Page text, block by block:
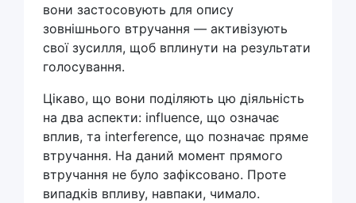
вони застосовують для опису
зовнішнього втручання — активізують
свої зусилля, щоб вплинути на результати
голосування.
Цікаво, що вони поділяють цю діяльність
на два аспекти: influence, що означає
вплив, та interference, що позначає пряме
втручання. На даний момент прямого
втручання не було зафіксовано. Проте
випадків впливу, навпаки, чимало.